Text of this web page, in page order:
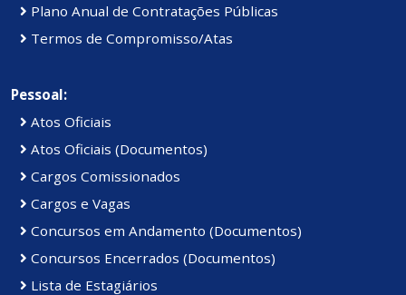
Plano Anual de Contratações Públicas
Termos de Compromisso/Atas
Pessoal:
Atos Oficiais
Atos Oficiais (Documentos)
Cargos Comissionados
Cargos e Vagas
Concursos em Andamento (Documentos)
Concursos Encerrados (Documentos)
Lista de Estagiários